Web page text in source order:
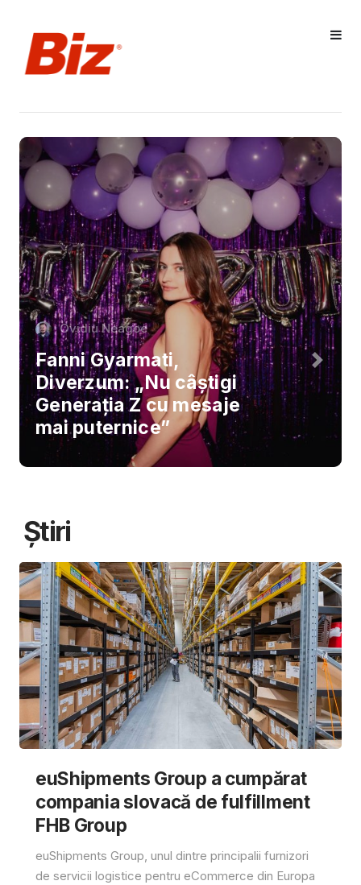
Ovidiu Neagoe
Fanni Gyarmati,
Diverzum: „Nu câștigi
Generația Z cu mesaje
mai puternice”
Știri
euShipments Group a cumpărat
compania slovacă de fulfillment
FHB Group
euShipments Group, unul dintre principalii furnizori
de servicii logistice pentru eCommerce din Europa